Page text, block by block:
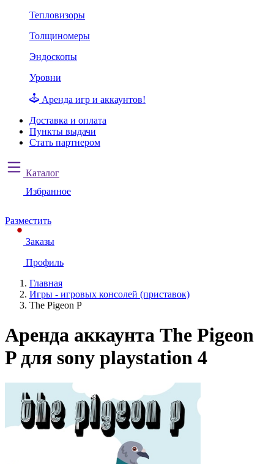
Тепловизоры
Толщиномеры
Эндоскопы
Уровни
Аренда игр и аккаунтов!
Доставка и оплата
Пункты выдачи
Стать партнером
Каталог
Избранное
Разместить
Заказы
Профиль
Главная
Игры - игровых консолей (приставок)
The Pigeon P
Аренда аккаунта The Pigeon
P для sony playstation 4